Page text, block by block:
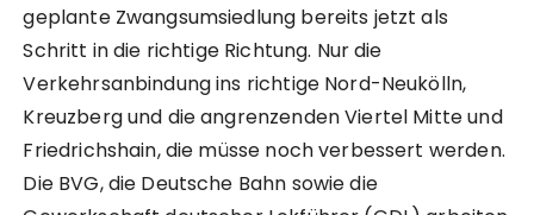
geplante Zwangsumsiedlung bereits jetzt als
Schritt in die richtige Richtung. Nur die
Verkehrsanbindung ins richtige Nord-Neukölln,
Kreuzberg und die angrenzenden Viertel Mitte und
Friedrichshain, die müsse noch verbessert werden.
Die BVG, die Deutsche Bahn sowie die